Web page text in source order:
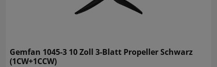
Gemfan 1045-3 10 Zoll 3-Blatt Propeller Schwarz
(1CW+1CCW)